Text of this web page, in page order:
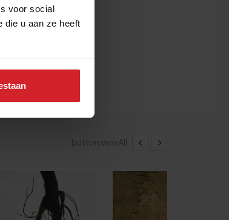
voor social
die u aan ze heeft
button.viewAll